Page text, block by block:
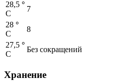
28,5 °
C
7
28 °
C
8
27,5 °
C
Без сокращений
Хранение